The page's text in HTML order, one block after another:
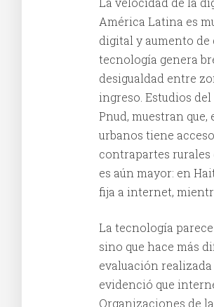
América Latina es
digital y aumento
tecnología genera
desigualdad entre
ingreso. Estudios
Pnud, muestran
urbanos tiene
contrapartes rurales
es aún mayor: en
fija a internet,
La tecnología
sino que hace más
evaluación
evidenció que
Organizaciones de